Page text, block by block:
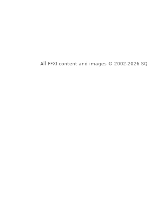
All FFXI content and images © 2002-2026